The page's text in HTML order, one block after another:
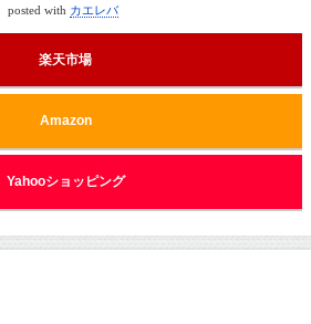
posted with カエレバ
楽天市場
Amazon
Yahooショッピング